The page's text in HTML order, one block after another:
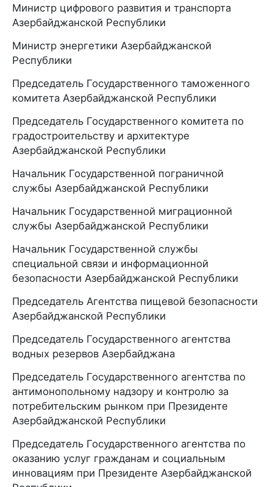
Министр цифрового развития и транспорта
Азербайджанской Республики
Министр энергетики Азербайджанской
Республики
Председатель Государственного таможенного
комитета Азербайджанской Республики
Председатель Государственного комитета по
градостроительству и архитектуре
Азербайджанской Республики
Начальник Государственной пограничной
службы Азербайджанской Республики
Начальник Государственной миграционной
службы Азербайджанской Республики
Начальник Государственной службы
специальной связи и информационной
безопасности Азербайджанской Республики
Председатель Агентства пищевой безопасности
Азербайджанской Республики
Председатель Государственного агентства
водных резервов Азербайджана
Председатель Государственного агентства по
антимонопольному надзору и контролю за
потребительским рынком при Президенте
Азербайджанской Республики
Председатель Государственного агентства по
оказанию услуг гражданам и социальным
инновациям при Президенте Азербайджанской